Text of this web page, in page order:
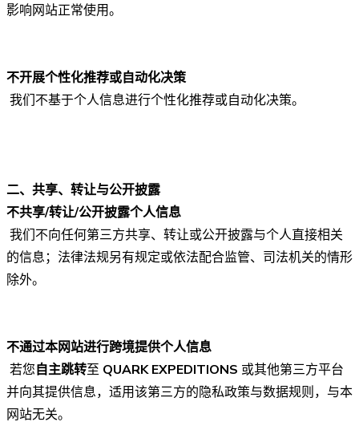
影响网站正常使用。
不开展个性化推荐或自动化决策
我们不基于个人信息进行个性化推荐或自动化决策。
二、共享、转让与公开披露
不共享/转让/公开披露个人信息
我们不向任何第三方共享、转让或公开披露与个人直接相关
的信息；法律法规另有规定或依法配合监管、司法机关的情形
除外。
不通过本网站进行跨境提供个人信息
若您自主跳转至 QUARK EXPEDITIONS 或其他第三方平台
并向其提供信息，适用该第三方的隐私政策与数据规则，与本
网站无关。